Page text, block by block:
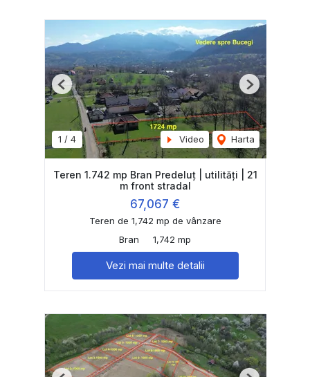
1 / 4 Video Harta
Previous Next
Teren 1.742 mp Bran Predeluț | utilități | 21
m front stradal
67,067 €
Teren de 1,742 mp de vânzare
Bran
1,742 mp
Vezi mai multe detalii